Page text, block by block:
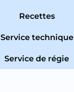
Recettes
Service technique
Service de régie